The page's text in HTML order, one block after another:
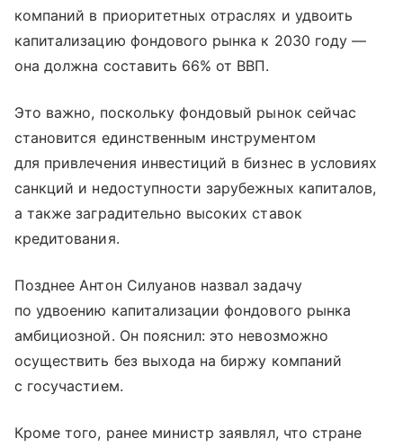
компаний в приоритетных отраслях и удвоить
капитализацию фондового рынка к 2030 году —
она должна составить 66% от ВВП.
Это важно, поскольку фондовый рынок сейчас
становится единственным инструментом
для привлечения инвестиций в бизнес в условиях
санкций и недоступности зарубежных капиталов,
а также заградительно высоких ставок
кредитования.
Позднее Антон Силуанов назвал задачу
по удвоению капитализации фондового рынка
амбициозной. Он пояснил: это невозможно
осуществить без выхода на биржу компаний
с госучастием.
Кроме того, ранее министр заявлял, что стране